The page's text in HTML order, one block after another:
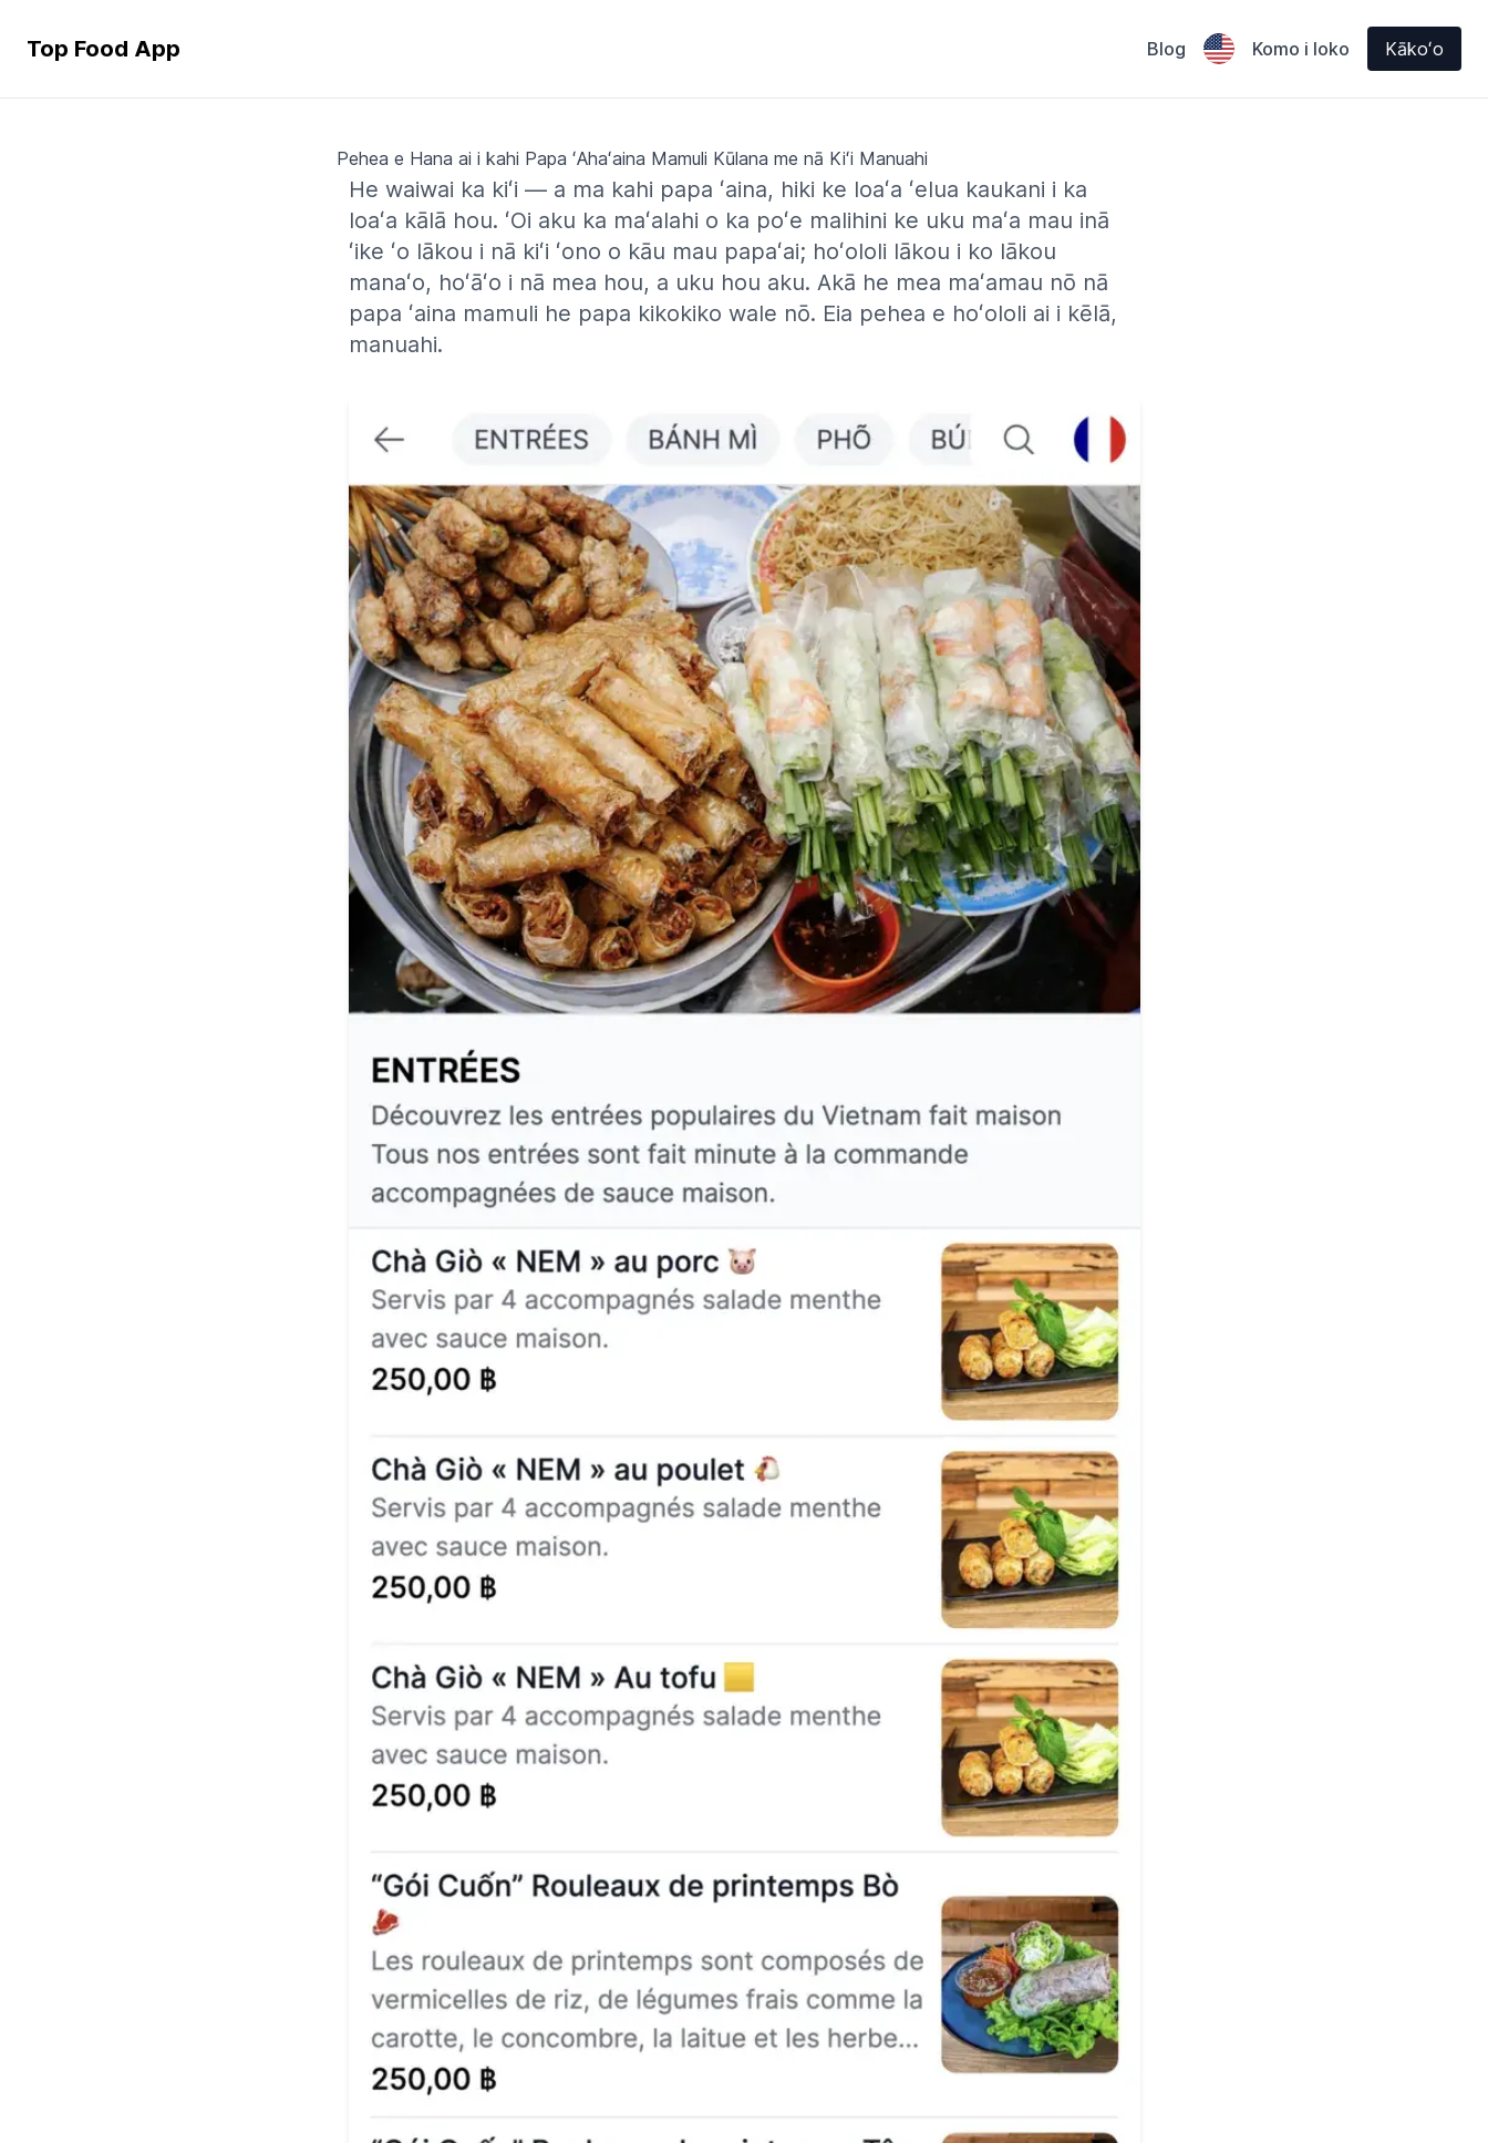
Top Food App Blog Komo i loko Kākoʻo
Pehea e Hana ai i kahi Papa ʻAhaʻaina Mamuli Kūlana me nā Kiʻi Manuahi
He waiwai ka kiʻi — a ma kahi papa ʻaina, hiki ke loaʻa ʻelua kaukani i ka
loaʻa kālā hou. ʻOi aku ka maʻalahi o ka poʻe malihini ke uku maʻa mau inā
ʻike ʻo lākou i nā kiʻi ʻono o kāu mau papaʻai; hoʻololi lākou i ko lākou
manaʻo, hoʻāʻo i nā mea hou, a uku hou aku. Akā he mea maʻamau nō nā
papa ʻaina mamuli he papa kikokiko wale nō. Eia pehea e hoʻololi ai i kēlā,
manuahi.